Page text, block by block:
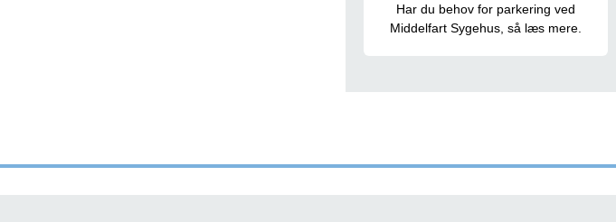
Har du behov for parkering ved
Middelfart Sygehus, så læs mere.